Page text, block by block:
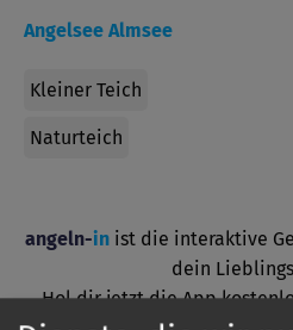
Angelsee Almsee
Kleiner Teich
Naturteich
angeln-in ist die interaktive
dein
Hol dir jetzt die App